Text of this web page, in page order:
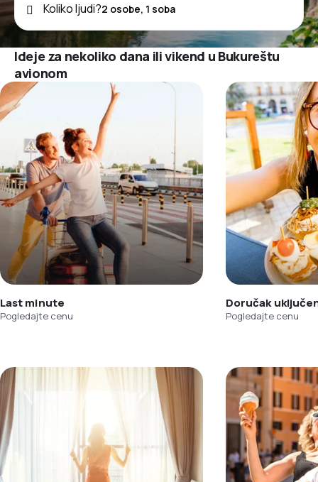
Koliko ljudi?
Ideje za nekoliko dana ili vikend u Bukureštu
avionom
Last minute
Pogledajte cenu
Doručak
Pogledajte cenu